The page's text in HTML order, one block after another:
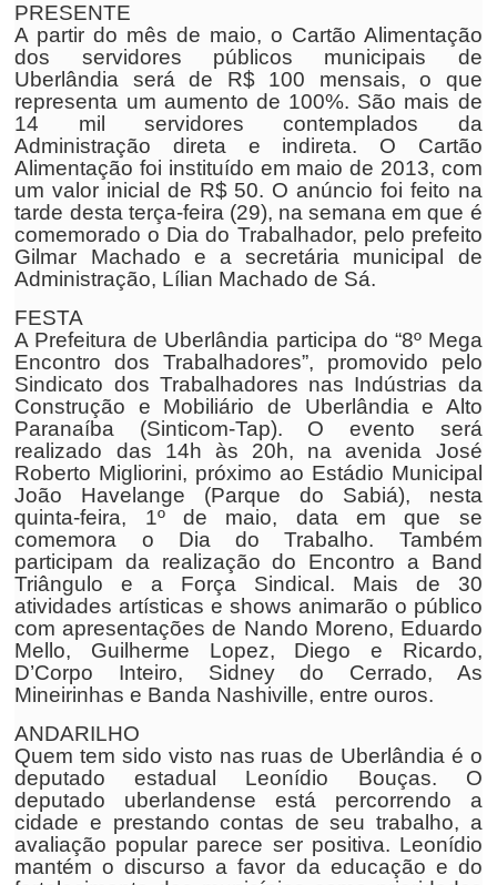
PRESENTE
A partir do mês de maio, o Cartão Alimentação
dos servidores públicos municipais de
Uberlândia será de R$ 100 mensais, o que
representa um aumento de 100%. São mais de
14 mil servidores contemplados da
Administração direta e indireta. O Cartão
Alimentação foi instituído em maio de 2013, com
um valor inicial de R$ 50. O anúncio foi feito na
tarde desta terça-feira (29), na semana em que é
comemorado o Dia do Trabalhador, pelo prefeito
Gilmar Machado e a secretária municipal de
Administração, Lílian Machado de Sá.
FESTA
A Prefeitura de Uberlândia participa do “8º Mega
Encontro dos Trabalhadores”, promovido pelo
Sindicato dos Trabalhadores nas Indústrias da
Construção e Mobiliário de Uberlândia e Alto
Paranaíba (Sinticom-Tap). O evento será
realizado das 14h às 20h, na avenida José
Roberto Migliorini, próximo ao Estádio Municipal
João Havelange (Parque do Sabiá), nesta
quinta-feira, 1º de maio, data em que se
comemora o Dia do Trabalho. Também
participam da realização do Encontro a Band
Triângulo e a Força Sindical. Mais de 30
atividades artísticas e shows animarão o público
com apresentações de Nando Moreno, Eduardo
Mello, Guilherme Lopez, Diego e Ricardo,
D’Corpo Inteiro, Sidney do Cerrado, As
Mineirinhas e Banda Nashiville, entre ouros.
ANDARILHO
Quem tem sido visto nas ruas de Uberlândia é o
deputado estadual Leonídio Bouças. O
deputado uberlandense está percorrendo a
cidade e prestando contas de seu trabalho, a
avaliação popular parece ser positiva. Leonídio
mantém o discurso a favor da educação e do